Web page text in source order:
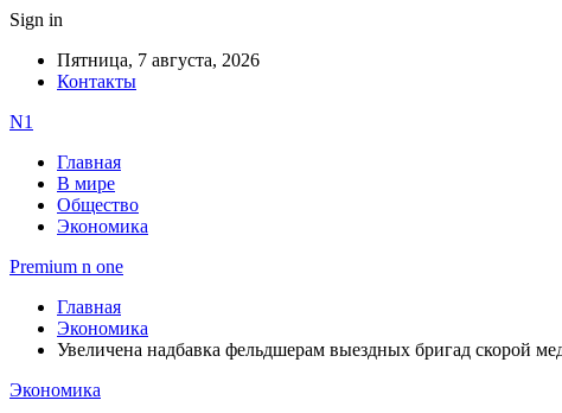
Sign in
Пятница, 7 августа, 2026
Контакты
N1
Главная
В мире
Общество
Экономика
Premium n one
Главная
Экономика
Увеличена надбавка фельдшерам выездных бригад скорой
Экономика